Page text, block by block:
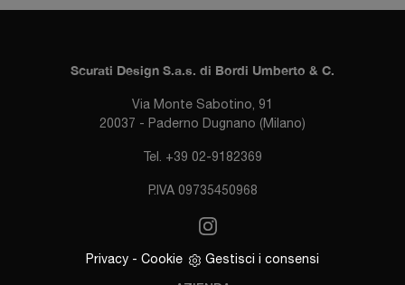
Scurati Design S.a.s. di Bordi Umberto & C.
Via Monte Sabotino, 91
20037 - Paderno Dugnano (Milano)
Tel. +39 02-9182369
P.IVA 09735450968
Privacy - Cookie Gestisci i consensi